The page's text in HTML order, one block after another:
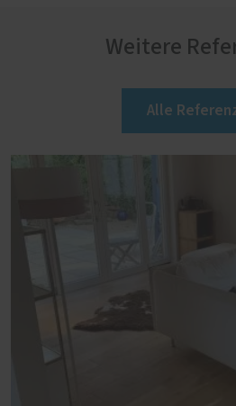
Weitere
Alle